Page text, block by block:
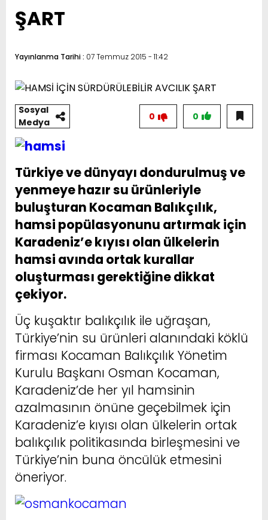
ŞART
Yayınlanma Tarihi : 07 Temmuz 2015 - 11:42
Sosyal
Medya
0
0
Türkiye ve dünyayı dondurulmuş ve
yenmeye hazır su ürünleriyle
buluşturan Kocaman Balıkçılık,
hamsi popülasyonunu artırmak için
Karadeniz’e kıyısı olan ülkelerin
hamsi avında ortak kurallar
oluşturması gerektiğine dikkat
çekiyor.
Üç kuşaktır balıkçılık ile uğraşan,
Türkiye’nin su ürünleri alanındaki köklü
firması Kocaman Balıkçılık Yönetim
Kurulu Başkanı Osman Kocaman,
Karadeniz’de her yıl hamsinin
azalmasının önüne geçebilmek için
Karadeniz’e kıyısı olan ülkelerin ortak
balıkçılık politikasında birleşmesini ve
Türkiye’nin buna öncülük etmesini
öneriyor.